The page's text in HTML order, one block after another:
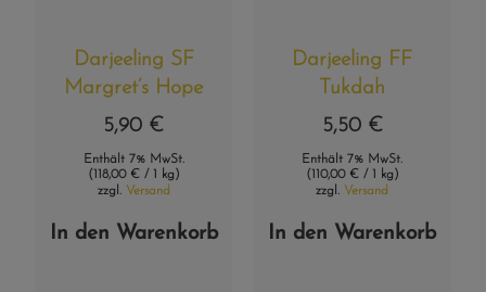
Darjeeling SF
Margret’s Hope
5,90 €
Enthält 7% MwSt.
(118,00 € / 1 kg)
zzgl. Versand
In den Warenkorb
Darjeeling FF
Tukdah
5,50 €
Enthält 7% MwSt.
(110,00 € / 1 kg)
zzgl. Versand
In den Warenkorb